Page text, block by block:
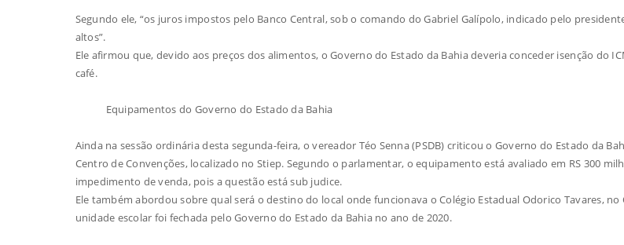
Segundo ele, “os juros impostos pelo Banco Central, sob o comando do Gabriel Galípolo, indicado pelo
altos”.
Ele afirmou que, devido aos preços dos alimentos, o Governo do Estado da Bahia deveria conceder isenção do
café.
Equipamentos do Governo do Estado da Bahia
Ainda na sessão ordinária desta segunda-feira, o vereador Téo Senna (PSDB) criticou o Governo do Estado da
Centro de Convenções, localizado no Stiep. Segundo o parlamentar, o equipamento está avaliado em RS 300
impedimento de venda, pois a questão está sub judice.
Ele também abordou sobre qual será o destino do local onde funcionava o Colégio Estadual Odorico Tavares, no
unidade escolar foi fechada pelo Governo do Estado da Bahia no ano de 2020.